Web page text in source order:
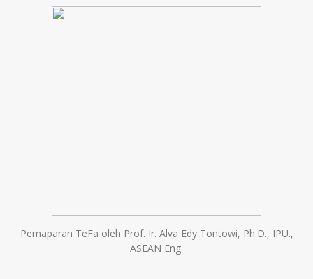
Pemaparan TeFa oleh Prof. Ir. Alva Edy Tontowi, Ph.D., IPU.,
ASEAN Eng.